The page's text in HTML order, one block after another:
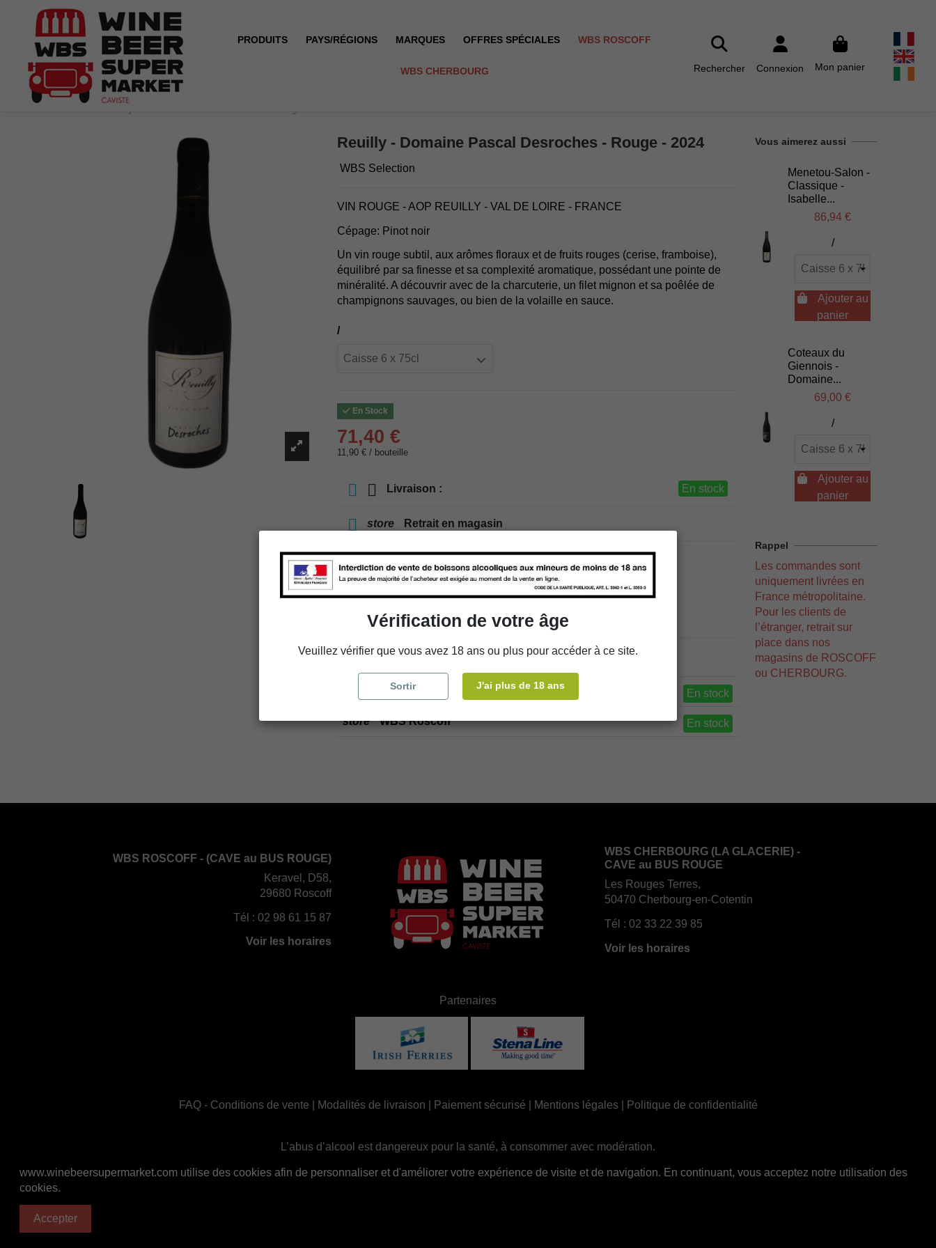
PRODUITS PAYS/RÉGIONS MARQUES OFFRES SPÉCIALES WBS ROSCOFF
WBS CHERBOURG Rechercher Connexion Mon panier
Reuilly - Domaine Pascal Desroches - Rouge - 2024
WBS Selection
VIN ROUGE - AOP REUILLY - VAL DE LOIRE - FRANCE
Cépage: Pinot noir
Un vin rouge subtil, aux arômes floraux et de fruits rouges (cerise, framboise),
équilibré par sa finesse et sa complexité aromatique, possédant une pointe de
minéralité. A découvrir avec de la charcuterie, un filet mignon et sa poêlée de
champignons sauvages, ou bien de la volaille en sauce.
/
En Stock
71,40 €
11,90 € / bouteille
Livraison : En stock
store Retrait en magasin
Ajouter au panier
WBS Cherbourg En stock
store WBS Roscoff En stock
Vous aimerez aussi
Menetou-Salon -
Classique -
Isabelle...
86,94 €
/
Ajouter au
panier
Coteaux du
Giennois -
Domaine...
69,00 €
/
Ajouter au
panier
Rappel
Les commandes sont
uniquement livrées en
France métropolitaine.
Pour les clients de
l’étranger, retrait sur
place dans nos
magasins de ROSCOFF
ou CHERBOURG.
WBS ROSCOFF - (CAVE au BUS ROUGE)
Keravel, D58,
29680 Roscoff
Tél : 02 98 61 15 87
Voir les horaires
WBS CHERBOURG (LA GLACERIE) -
CAVE au BUS ROUGE
Les Rouges Terres,
50470 Cherbourg-en-Cotentin
Tél : 02 33 22 39 85
Voir les horaires
Partenaires
FAQ- Conditions de vente Modalités de livraison Paiement sécurisé Mentions légales| Politique de confidentialité
L’abus d’alcool est dangereux pour la santé, à consommer avec modération.
www.winebeersupermarket.com utilise des cookies afin de personnaliser et d'améliorer votre expérience de visite et de navigation. En continuant, vous acceptez notre utilisation des
cookies.
Accepter
Vérification de votre âge
Veuillez vérifier que vous avez 18 ans ou plus pour accéder à ce site.
Sortir J'ai plus de 18 ans